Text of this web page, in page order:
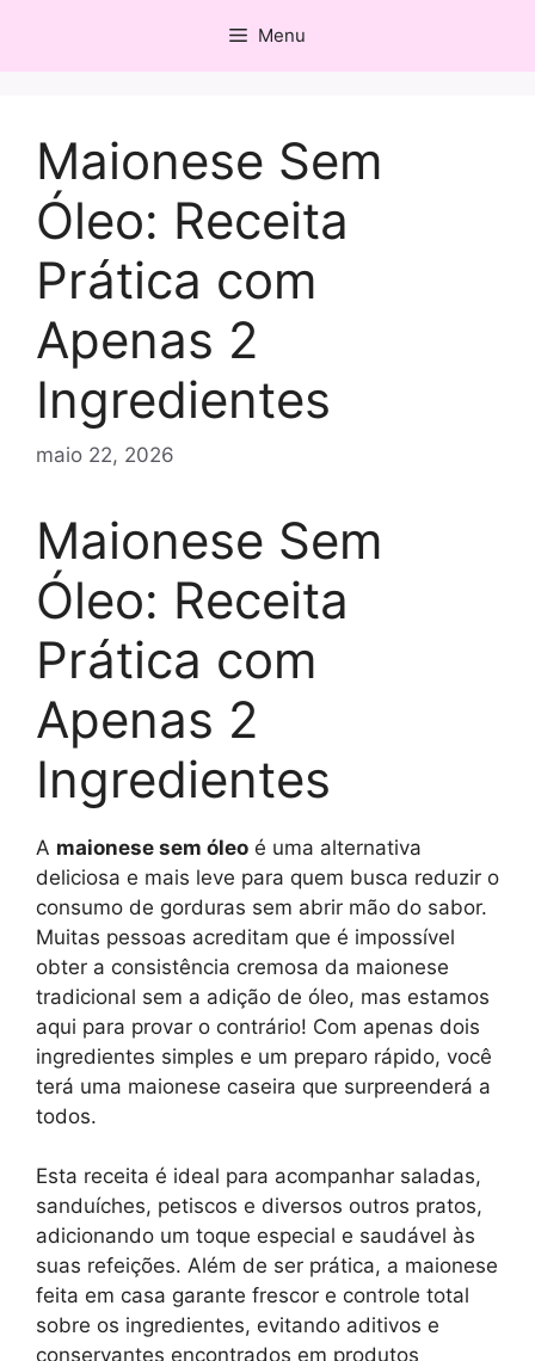
o
Menu
Maionese Sem
Óleo: Receita
Prática com
Apenas 2
Ingredientes
maio 22, 2026
Maionese Sem
Óleo: Receita
Prática com
Apenas 2
Ingredientes
A maionese sem óleo é uma alternativa
deliciosa e mais leve para quem busca reduzir o
consumo de gorduras sem abrir mão do sabor.
Muitas pessoas acreditam que é impossível
obter a consistência cremosa da maionese
tradicional sem a adição de óleo, mas estamos
aqui para provar o contrário! Com apenas dois
ingredientes simples e um preparo rápido, você
terá uma maionese caseira que surpreenderá a
todos.
Esta receita é ideal para acompanhar saladas,
sanduíches, petiscos e diversos outros pratos,
adicionando um toque especial e saudável às
suas refeições. Além de ser prática, a maionese
feita em casa garante frescor e controle total
sobre os ingredientes, evitando aditivos e
conservantes encontrados em produtos